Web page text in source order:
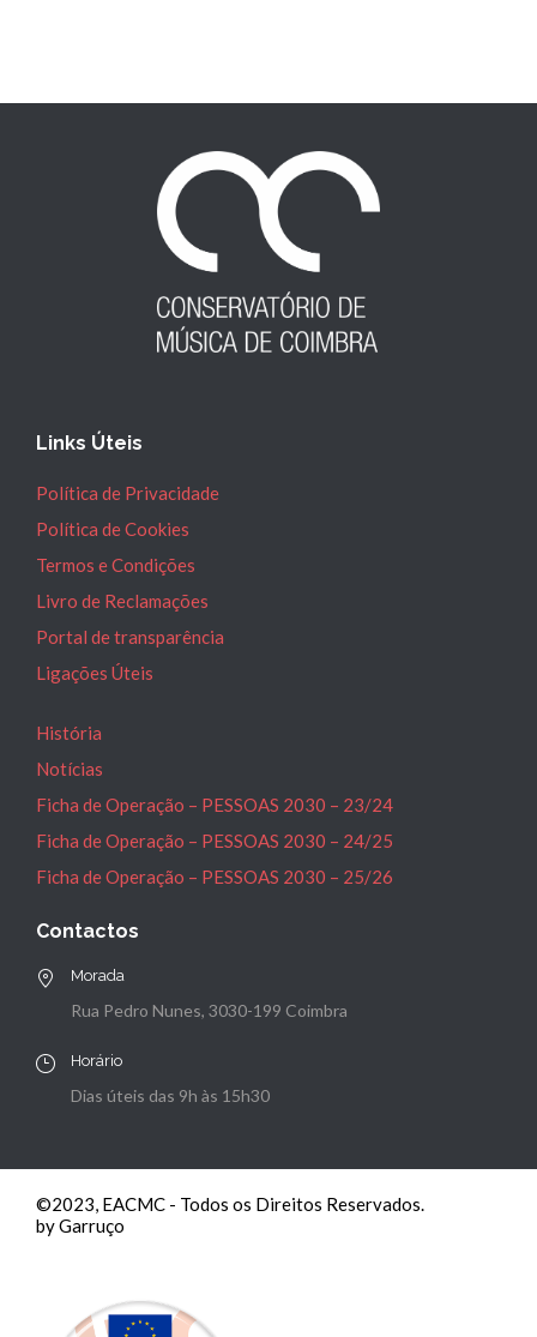
Links Úteis
Política de Privacidade
Política de Cookies
Termos e Condições
Livro de Reclamações
Portal de transparência
Ligações Úteis
História
Notícias
Ficha de Operação – PESSOAS 2030 – 23/24
Ficha de Operação – PESSOAS 2030 – 24/25
Ficha de Operação – PESSOAS 2030 – 25/26
Contactos
Morada
Rua Pedro Nunes, 3030-199 Coimbra
Horário
Dias úteis das 9h às 15h30
©2023, EACMC - Todos os Direitos Reservados.
by Garruço